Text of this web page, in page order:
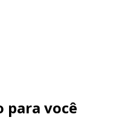
para você